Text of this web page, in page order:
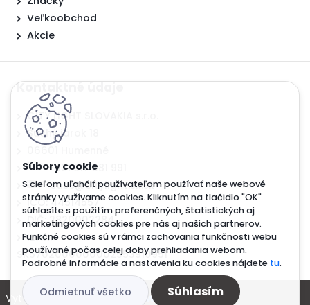
S cieľom uľahčiť používateľom používať naše webové
stránky využívame cookies. Kliknutím na tlačidlo "OK"
súhlasíte s použitím preferenčných, štatistických aj
marketingových cookies pre nás aj našich partnerov.
Funkčné cookies sú v rámci zachovania funkčnosti webu
používané počas celej doby prehliadania webom.
Podrobné informácie a nastavenia ku cookies nájdete tu.
Odmietnuť všetko Súhlasím
Veľkoobchod
Akcie
Kontaktné údaje
CITY LIGHT SLOVAKIA s.r.o.
Suchý jarok 18
+421 917 381 991
case@citylight.sk.sk
IČO: 44514557
DIČ: 2820002284
IBAN:
SK5702000000002553910951
Vytvorené systémomwww.webareal.sk